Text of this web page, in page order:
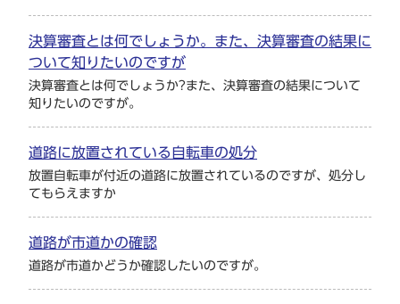
決算審査とは何でしょうか。また、決算審査の結果に
ついて知りたいのですが
決算審査とは何でしょうか?また、決算審査の結果について
知りたいのですが。
道路に放置されている自転車の処分
放置自転車が付近の道路に放置されているのですが、処分し
てもらえますか
道路が市道かの確認
道路が市道かどうか確認したいのですが。